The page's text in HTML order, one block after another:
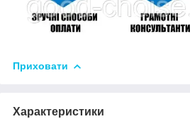
Приховати
Характеристики